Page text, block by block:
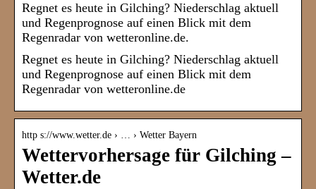
Regnet es heute in Gilching? Niederschlag aktuell
und Regenprognose auf einen Blick mit dem
Regenradar von wetteronline.de.
Regnet es heute in Gilching? Niederschlag aktuell
und Regenprognose auf einen Blick mit dem
Regenradar von wetteronline.de
http s://www.wetter.de › … › Wetter Bayern
Wettervorhersage für Gilching –
Wetter.de